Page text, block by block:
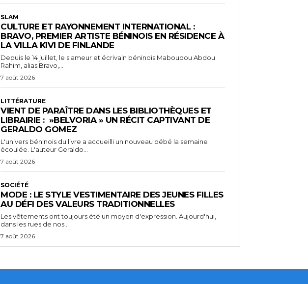
SLAM
CULTURE ET RAYONNEMENT INTERNATIONAL :
BRAVO, PREMIER ARTISTE BÉNINOIS EN RÉSIDENCE À
LA VILLA KIVI DE FINLANDE
Depuis le 14 juillet, le slameur et écrivain béninois Maboudou Abdou
Rahim, alias Bravo,...
7 août 2026
LITTÉRATURE
VIENT DE PARAÎTRE DANS LES BIBLIOTHÈQUES ET
LIBRAIRIE : »BELVORIA » UN RÉCIT CAPTIVANT DE
GERALDO GOMEZ
L'univers béninois du livre a accueilli un nouveau bébé la semaine
écoulée. L'auteur Geraldo...
7 août 2026
SOCIÉTÉ
MODE : LE STYLE VESTIMENTAIRE DES JEUNES FILLES
AU DÉFI DES VALEURS TRADITIONNELLES
Les vêtements ont toujours été un moyen d'expression. Aujourd'hui,
dans les rues de nos...
7 août 2026